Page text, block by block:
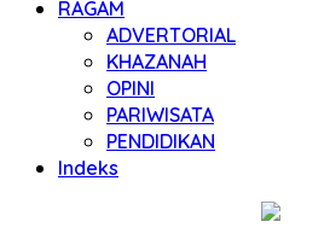
RAGAM
ADVERTORIAL
KHAZANAH
OPINI
PARIWISATA
PENDIDIKAN
Indeks